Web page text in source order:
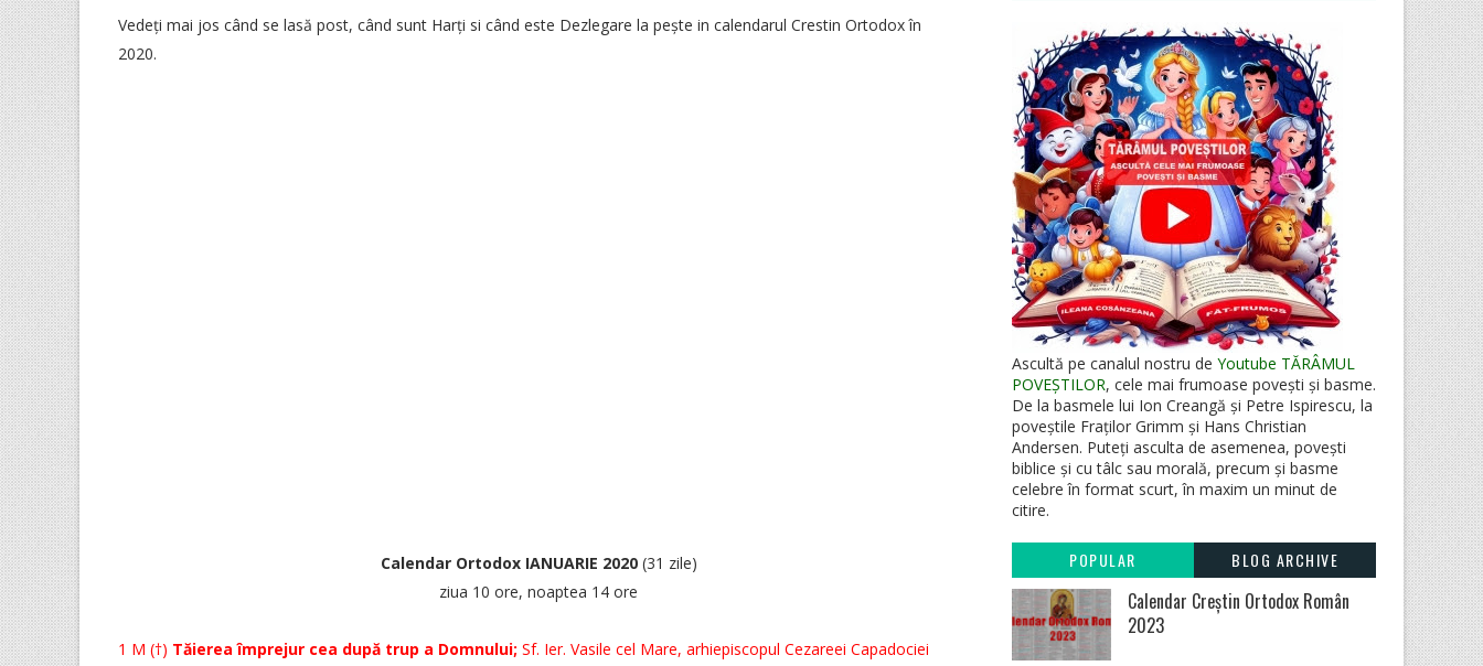
Vedeți mai jos când se lasă post, când sunt Harți si când este Dezlegare la pește in calendarul Crestin Ortodox în
2020.
Calendar Ortodox IANUARIE 2020(31 zile)
ziua 10 ore, noaptea 14 ore
1 M (†) Tăierea împrejur cea după trup a Domnului; Sf. Ier. Vasile cel Mare, arhiepiscopul Cezareei Capadociei
Ascultă pe canalul nostru de Youtube TĂRÂMUL
POVEȘTILOR, cele mai frumoase povești și basme.
De la basmele lui Ion Creangă și Petre Ispirescu, la
poveștile Fraților Grimm și Hans Christian
Andersen. Puteți asculta de asemenea, povești
biblice și cu tâlc sau morală, precum și basme
celebre în format scurt, în maxim un minut de
citire.
POPULAR BLOG ARCHIVE
Calendar Creștin Ortodox Român
2023